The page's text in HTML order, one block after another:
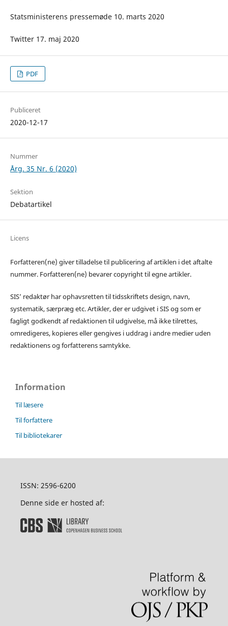
Statsministerens pressemøde 10. marts 2020
Twitter 17. maj 2020
PDF
Publiceret
2020-12-17
Nummer
Årg. 35 Nr. 6 (2020)
Sektion
Debatartikel
Licens
Forfatteren(ne) giver tilladelse til publicering af artiklen i det aftalte
nummer. Forfatteren(ne) bevarer copyright til egne artikler.
SIS’ redaktør har ophavsretten til tidsskriftets design, navn,
systematik, særpræg etc. Artikler, der er udgivet i SIS og som er
fagligt godkendt af redaktionen til udgivelse, må ikke tilrettes,
omredigeres, kopieres eller gengives i uddrag i andre medier uden
redaktionens og forfatterens samtykke.
Information
Til læsere
Til forfattere
Til bibliotekarer
ISSN: 2596-6200
Denne side er hosted af: